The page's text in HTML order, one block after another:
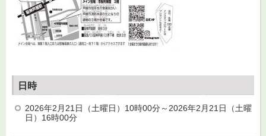
日時
2026年2月21日（土曜日）10時00分～2026年2月21日（土曜
日）16時00分